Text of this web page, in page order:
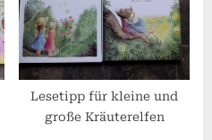
Lesetipp für kleine und
große Kräuterelfen